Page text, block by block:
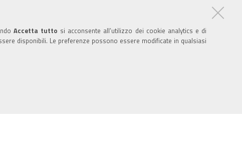
Accetta tutto si acconsente all’utilizzo dei cookie analytics e di
disponibili. Le preferenze possono essere modificate in qualsiasi